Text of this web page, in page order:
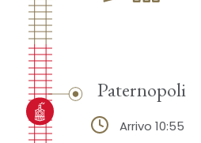
Paternopoli
Arrivo 10:55